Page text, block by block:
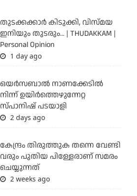
തുടക്കക്കാര്‍ കിടുക്കി, വിസ്മയ
ഇനിയും തുടരും... | THUDAKKAM |
Personal Opinion
1 day ago
ഒയര്‍സബാൽ നാണക്കേടിൽ
നിന്ന് ഉയിർത്തെഴുന്നേറ്റ
സ്പാനിഷ് പടയാളി
2 days ago
കേന്ദ്രം തിരുത്തുക തന്നെ വേണ്ടി
വരും പുതിയ പിള്ളേരാണ് സമരം
ചെയ്യുന്നത്
2 weeks ago